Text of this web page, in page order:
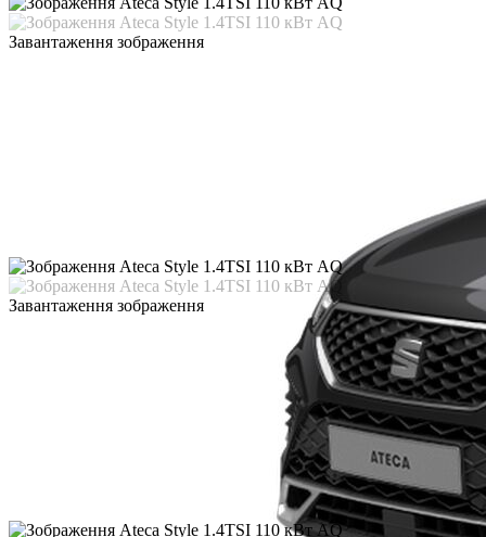
Завантаження зображення
Завантаження зображення